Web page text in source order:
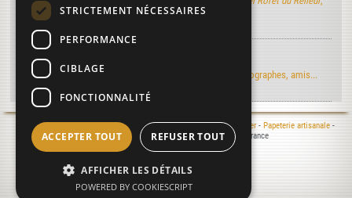
l'ouvrage de référence dans l'univers de la reliure...
Regards d'artistes...
Le moulin du Verger vu par les artistes-peintres, photographes, amis...
Mentions légales- © 2000-2026 Le Moulin du Verger -Moulin à papier- Papeterie artisanale-
Atelier de reliure - 16400 Puymoyen - Charente - France
Réalisation :
, 2025
STRICTEMENT NÉCESSAIRES
PERFORMANCE
CIBLAGE
FONCTIONNALITÉ
ACCEPTER TOUT REFUSER TOUT
AFFICHER LES DÉTAILS
POWERED BY COOKIESCRIPT